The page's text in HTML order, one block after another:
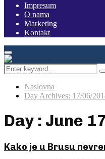
Impresum
O nama
Marketing
Kontakt
Facebook
Instagram
Youtube
Primary
Menu
Search
for:
Naslovna
Day Archives: 17/06/
Day : June
Kako je u Brusu